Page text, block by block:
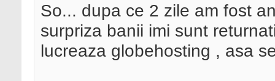
So... dupa ce 2 zile am fost
surpriza banii imi sunt
lucreaza globehosting , asa